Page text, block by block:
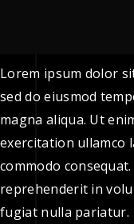
Lorem ipsum dolor
sed do eiusmod
magna aliqua. Ut
exercitation ullamco
commodo
reprehenderit in
fugiat nulla pariatur.